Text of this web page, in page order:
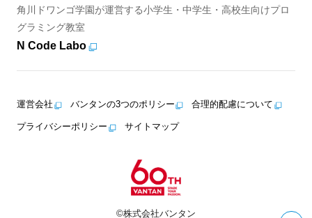
角川ドワンゴ学園が運営する小学生・中学生・高校生向けプロ
グラミング教室
N Code Labo
運営会社 バンタンの3つのポリシー 合理的配慮について
プライバシーポリシー サイトマップ
©株式会社バンタン